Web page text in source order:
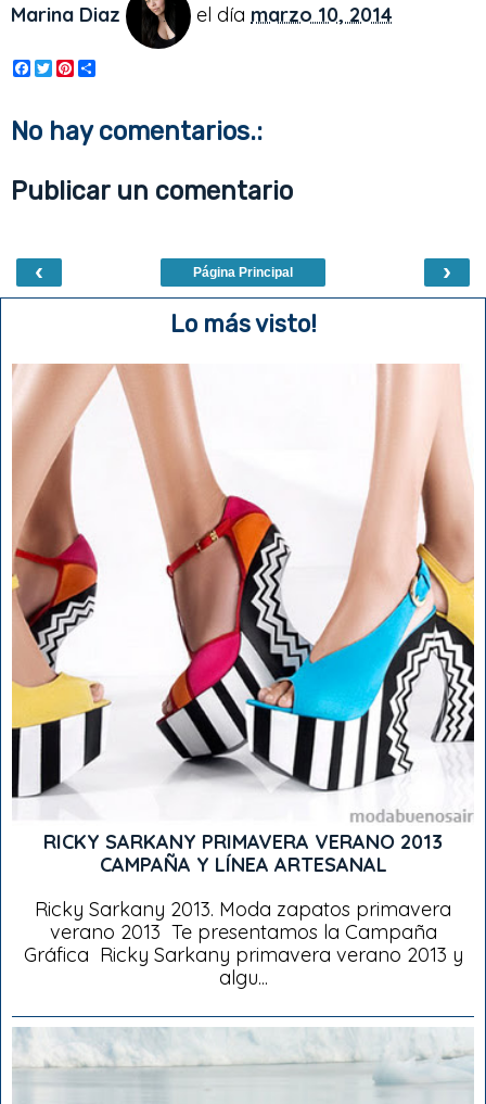
Marina Diaz el día marzo 10, 2014
F
a
e
b
k
T
w
t
t
P
t
e
s
t
r
e
No hay comentarios.:
Publicar un comentario
‹ ›
Página Principal
Lo más visto!
RICKY SARKANY PRIMAVERA VERANO 2013
CAMPAÑA Y LÍNEA ARTESANAL
Ricky Sarkany 2013. Moda zapatos primavera
verano 2013 Te presentamos la Campaña
Gráfica Ricky Sarkany primavera verano 2013 y
algu...